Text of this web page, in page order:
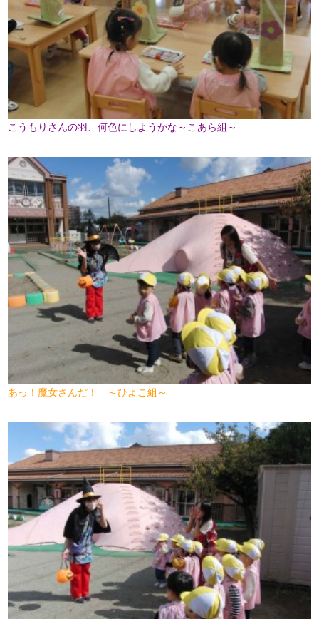
こうもりさんの羽、何色にしようかな～こあら組～
あっ！魔女さんだ！ ～ひよこ組～